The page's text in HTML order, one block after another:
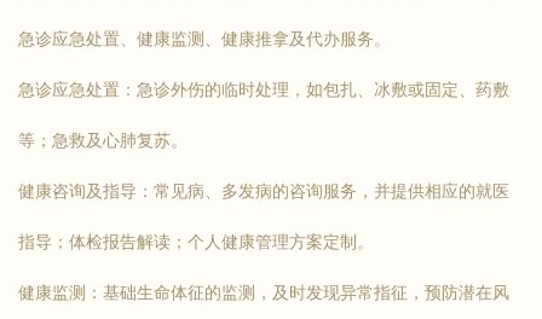
急诊应急处置、健康监测、健康推拿及代办服务。
急诊应急处置：急诊外伤的临时处理，如包扎、冰敷或固定、药敷
等；急救及心肺复苏。
健康咨询及指导：常见病、多发病的咨询服务，并提供相应的就医
指导；体检报告解读；个人健康管理方案定制。
健康监测：基础生命体征的监测，及时发现异常指征，预防潜在风